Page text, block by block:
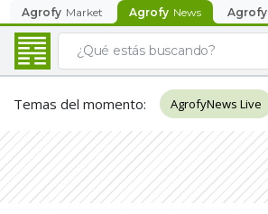
Agrofy Market Agrofy News Agrofy
Temas del momento: AgrofyNews Live